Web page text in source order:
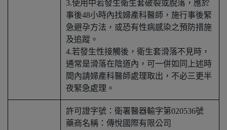
3.使用中若發生衛生套破裂或脫落，應於
事後48小時內找婦產科醫師，施行事後緊
急避孕方法，或恐有性病感染之預防措施
及追蹤。
4.若發生性接觸後，衛生套滑落不見時，
通常是滑落在陰道內，可一併如同上述時
間內請婦產科醫師處理取出，不必三更半
夜緊急處理。
許可證字號：衛署醫器輸字第020536號
藥商名稱：傳悅國際有限公司